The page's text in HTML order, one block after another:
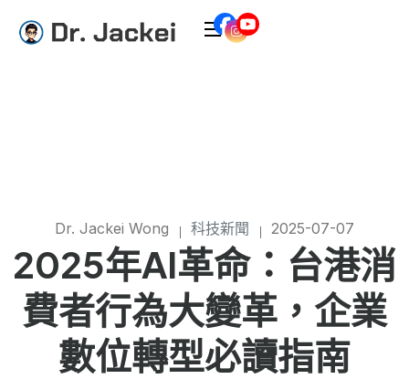
Dr. Jackei Wong 科技新聞 2025-07-07
2025年AI革命：台港消
費者行為大變革，企業
數位轉型必讀指南